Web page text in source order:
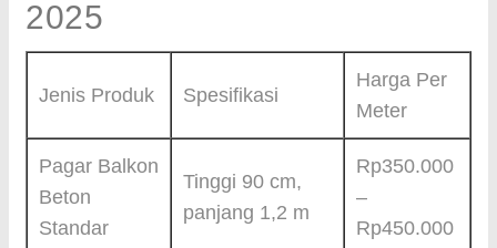
2025
Jenis Produk Spesifikasi
Harga Per
Meter
Pagar Balkon
Beton
Standar
Tinggi 90 cm,
panjang 1,2 m
Rp350.000
–
Rp450.000